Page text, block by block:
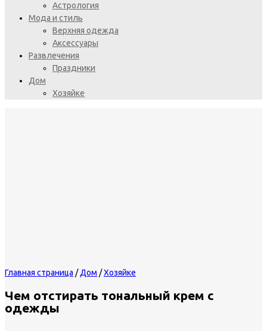
Астрология
Мода и стиль
Верхняя одежда
Аксессуары
Развлечения
Праздники
Дом
Хозяйке
Главная страница /Дом /Хозяйке
Чем отстирать тональный крем с
одежды